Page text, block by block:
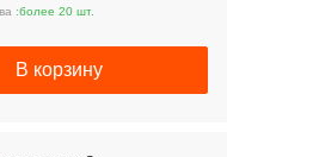
:более 20 шт.
В корзину